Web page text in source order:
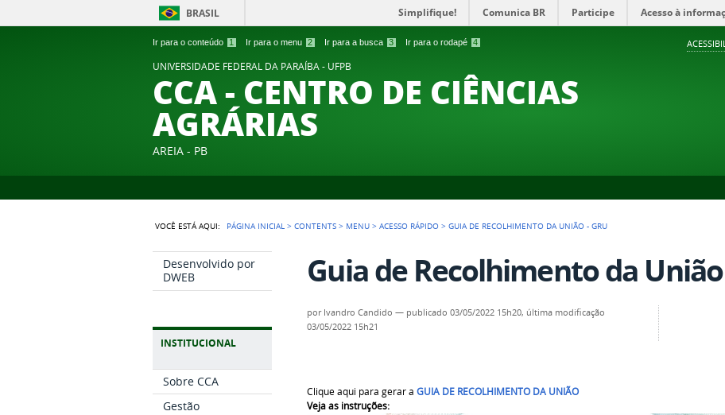
Ir para o conteúdo 1 Ir para o menu 2 Ir para a busca 3 Ir para o rodapé 4
BRASIL Simplifique! Comunica BR Participe Acesso à
UNIVERSIDADE FEDERAL DA PARAÍBA - UFPB
CCA - CENTRO DE CIÊNCIAS
AGRÁRIAS
AREIA - PB
VOCÊ ESTÁ AQUI: PÁGINA INICIAL >CONTENTS > MENU >ACESSO RÁPIDO >GUIA DE RECOLHIMENTO DA UNIÃO - GRU
Desenvolvido por
DWEB
INSTITUCIONAL
Sobre CCA
Gestão
Guia de Recolhimento da União
por Ivandro Candido — publicado 03/05/2022 15h20, última modificação
03/05/2022 15h21
Clique aqui para gerar aGUIA DE RECOLHIMENTO DA UNIÃO
Veja as instruções: